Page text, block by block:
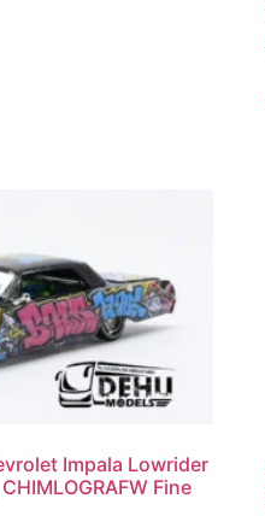
Impala Lowrider
Fine